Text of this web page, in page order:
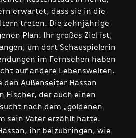
erwartet, dass sie in die
treten. Die zehnjährige
Plan. Ihr großes Ziel ist,
um dort Schauspielerin
im Fernsehen haben
auf andere Lebenswelten.
den Außenseiter Hassan
Fischer, der auch einen
nach dem „goldenen
sein Vater erzählt hatte.
ihr beizubringen, wie